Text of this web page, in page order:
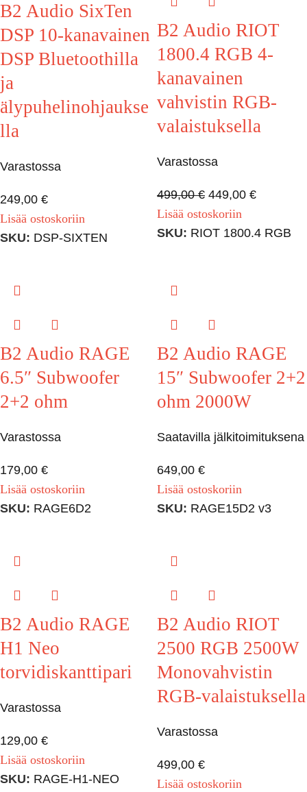
B2 Audio SixTen
DSP 10-kanavainen
DSP Bluetoothilla
ja
älypuhelinohjaukse
lla
Varastossa
249,00 €
Lisää ostoskoriin
SKU: DSP-SIXTEN
B2 Audio RIOT
1800.4 RGB 4-
kanavainen
vahvistin RGB-
valaistuksella
Varastossa
499,00€ 449,00 €
Lisää ostoskoriin
SKU: RIOT 1800.4 RGB
B2 Audio RAGE
6.5″ Subwoofer
2+2 ohm
Varastossa
179,00 €
Lisää ostoskoriin
SKU: RAGE6D2
B2 Audio RAGE
15″ Subwoofer 2+2
ohm 2000W
Saatavilla jälkitoimituksena
649,00 €
Lisää ostoskoriin
SKU: RAGE15D2 v3
B2 Audio RAGE
H1 Neo
torvidiskanttipari
Varastossa
129,00 €
Lisää ostoskoriin
SKU: RAGE-H1-NEO
B2 Audio RIOT
2500 RGB 2500W
Monovahvistin
RGB-valaistuksella
Varastossa
499,00 €
Lisää ostoskoriin